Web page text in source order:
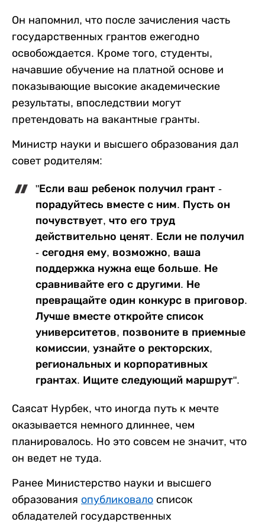
Он напомнил, что после зачисления часть
государственных грантов ежегодно
освобождается. Кроме того, студенты,
начавшие обучение на платной основе и
показывающие высокие академические
результаты, впоследствии могут
претендовать на вакантные гранты.
Министр науки и высшего образования дал
совет родителям:
"Если ваш ребенок получил грант -
порадуйтесь вместе с ним. Пусть он
почувствует, что его труд
действительно ценят. Если не получил
- сегодня ему, возможно, ваша
поддержка нужна еще больше. Не
сравнивайте его с другими. Не
превращайте один конкурс в приговор.
Лучше вместе откройте список
университетов, позвоните в приемные
комиссии, узнайте о ректорских,
региональных и корпоративных
грантах. Ищите следующий маршрут".
Саясат Нурбек, что иногда путь к мечте
оказывается немного длиннее, чем
планировалось. Но это совсем не значит, что
он ведет не туда.
Ранее Министерство науки и высшего
образования опубликовало список
обладателей государственных